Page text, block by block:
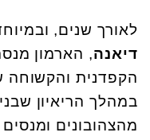
לאורך שנים,
דיאנה, הארמון
הקפדנית והקשוחה
במהלך הריאיון
מהצהובונים